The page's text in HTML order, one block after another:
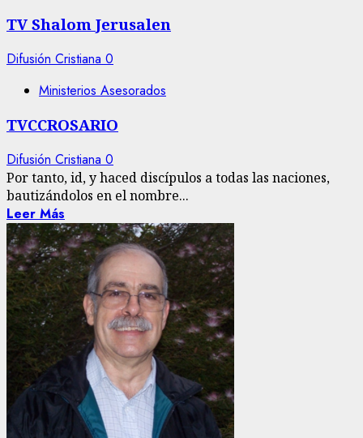
TV Shalom Jerusalen
Difusión Cristiana 0
Ministerios Asesorados
TVCCROSARIO
Difusión Cristiana 0
Por tanto, id, y haced discípulos a todas las naciones,
bautizándolos en el nombre...
Leer Más